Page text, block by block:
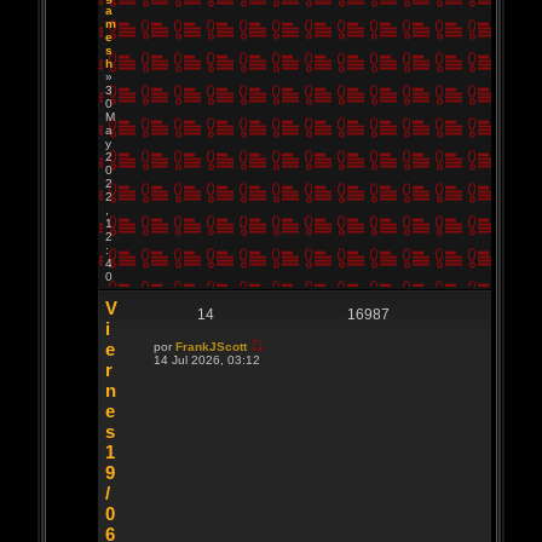
a
m
e
s
h
»
3
0
M
a
y
2
0
2
2
1
2
:
4
0
V
i
e
r
n
e
s
1
9
/
0
6
14 16987
por FrankJScott
14 Jul 2026, 03:12